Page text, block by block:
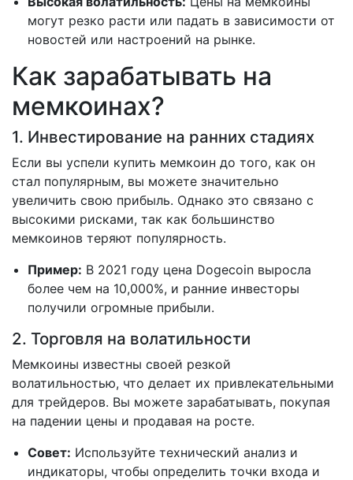
могут резко расти или падать в зависимости от
новостей или настроений на рынке.
Как зарабатывать на
мемкоинах?
1. Инвестирование на ранних стадиях
Если вы успели купить мемкоин до того, как он
стал популярным, вы можете значительно
увеличить свою прибыль. Однако это связано с
высокими рисками, так как большинство
мемкоинов теряют популярность.
Пример: В 2021 году цена Dogecoin выросла
более чем на 10,000%, и ранние инвесторы
получили огромные прибыли.
2. Торговля на волатильности
Мемкоины известны своей резкой
волатильностью, что делает их привлекательными
для трейдеров. Вы можете зарабатывать, покупая
на падении цены и продавая на росте.
Совет: Используйте технический анализ и
индикаторы, чтобы определить точки входа и